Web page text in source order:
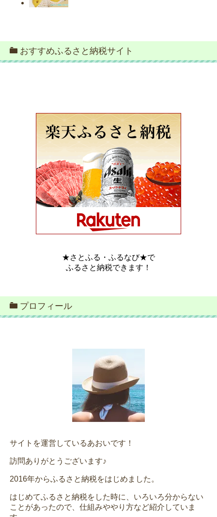
おすすめふるさと納税サイト
★さとふる・ふるなび★で
ふるさと納税できます！
プロフィール
サイトを運営しているあおいです！
訪問ありがとうございます♪
2016年からふるさと納税をはじめました。
はじめてふるさと納税をした時に、いろいろ分からない
ことがあったので、仕組みややり方など紹介していま